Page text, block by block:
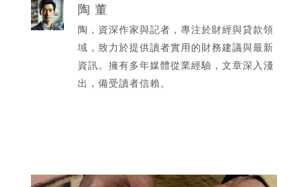
陶 董
陶，資深作家與記者，專注於財經與貸款領
域，致力於提供讀者實用的財務建議與最新
資訊。擁有多年媒體從業經驗，文章深入淺
出，備受讀者信賴。